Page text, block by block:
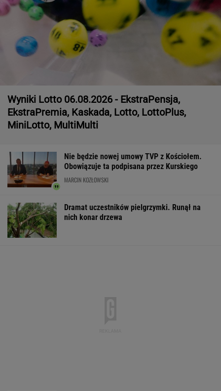
Wyniki Lotto 06.08.2026 - EkstraPensja,
EkstraPremia, Kaskada, Lotto, LottoPlus,
MiniLotto, MultiMulti
Nie będzie nowej umowy TVP z Kościołem.
Obowiązuje ta podpisana przez Kurskiego
MARCIN KOZŁOWSKI
Dramat uczestników pielgrzymki. Runął na
nich konar drzewa